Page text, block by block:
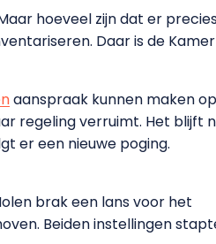
hoeveel zijn dat er
Daar is de
aanspraak kunnen maken op
regeling verruimt. Het blijft
er een nieuwe poging.
brak een lans voor het
Beiden instellingen